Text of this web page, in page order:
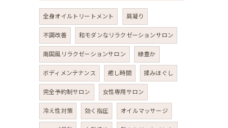
全身オイルトリートメント 肩凝り
不調改善 和モダンなリラクゼーションサロン
南国風リラクゼーションサロン 緑豊か
ボディメンテナンス 癒し時間 揉みほぐし
完全予約制サロン 女性専用サロン
冷え性対策 効く指圧 オイルマッサージ